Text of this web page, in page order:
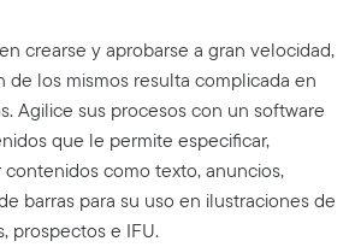
crearse y aprobarse a gran velocidad,
de los mismos resulta complicada en
Agilice sus procesos con un software
que le permite especificar,
como texto, anuncios,
barras para su uso en ilustraciones de
prospectos e IFU.